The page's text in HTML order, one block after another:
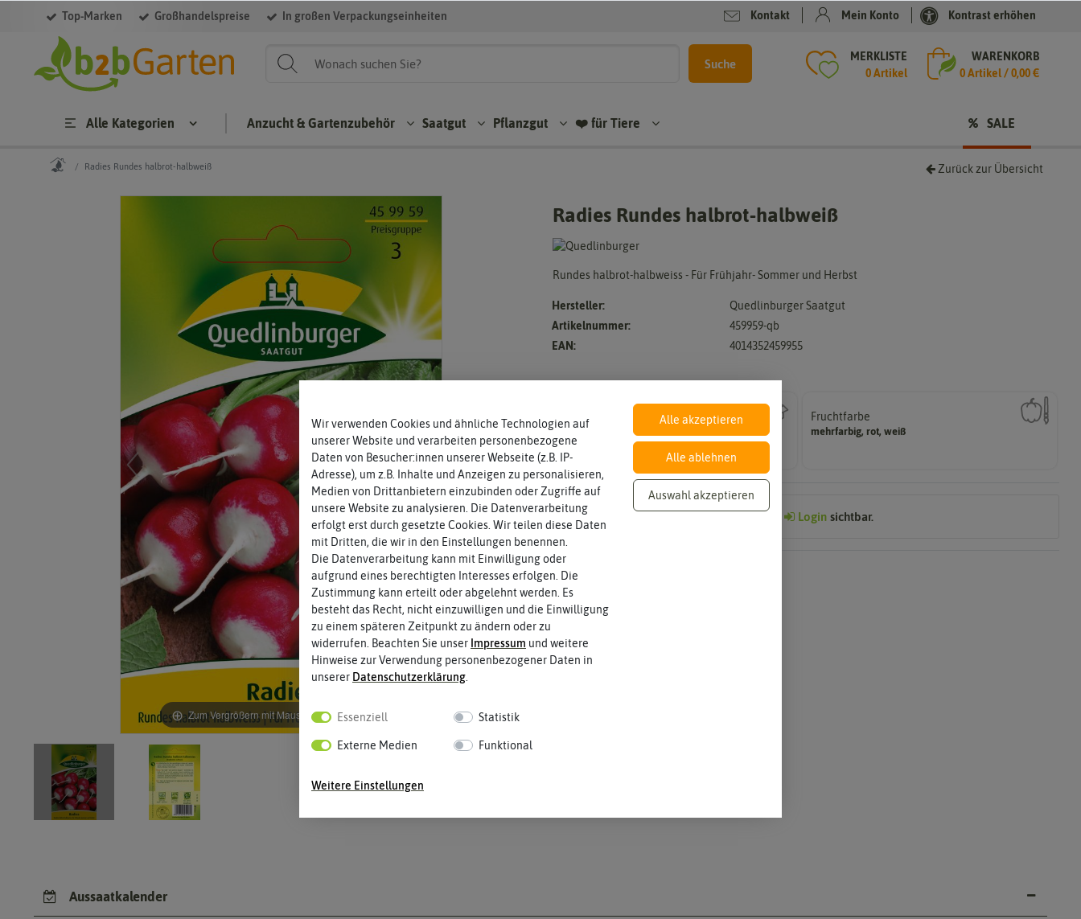
Top-Marken Großhandelspreise In großen Verpackungseinheiten Kontakt Mein Konto Kontrast erhöhen
Suche
MERKLISTE
0 Artikel
WARENKORB
0Artikel /0,00 €
Alle Kategorien Anzucht & Gartenzubehör Saatgut Pflanzgut ❤️ für Tiere SALE
Radies Rundes halbrot-halbweiß Zurück zur Übersicht
Zum Vergrößern mit Maus über das Bild fahren
Radies Rundes halbrot-halbweiß
Rundes halbrot-halbweiss - Für Frühjahr- Sommer und Herbst
Hersteller:
Quedlinburger Saatgut
Artikelnummer:
459959-qb
EAN:
4014352459955
3 g (reicht für ca. 4 lfm)Wie viel ist enthalten
Fruchtfarbe
mehrfarbig, rot, weiß
Die Farbe der reifen Frucht, die sie nach dem
Reifungsprozess hat.
Loginsichtbar.
Aussaatkalender
Wir verwenden Cookies und ähnliche Technologien auf
unserer Website und verarbeiten personenbezogene
Daten von Besucher:innen unserer Webseite (z.B. IP-
Adresse), um z.B. Inhalte und Anzeigen zu personalisieren,
Medien von Drittanbietern einzubinden oder Zugriffe auf
unsere Website zu analysieren. Die Datenverarbeitung
erfolgt erst durch gesetzte Cookies. Wir teilen diese Daten
mit Dritten, die wir in den Einstellungen benennen.
Die Datenverarbeitung kann mit Einwilligung oder
aufgrund eines berechtigten Interesses erfolgen. Die
Zustimmung kann erteilt oder abgelehnt werden. Es
besteht das Recht, nicht einzuwilligen und die Einwilligung
zu einem späteren Zeitpunkt zu ändern oder zu
widerrufen. Beachten Sie unser Impressum und weitere
Hinweise zur Verwendung personenbezogener Daten in
unserer Daten­schutz­erklärung
Essenziell Statistik
Externe Medien Funktional
Weitere Einstellungen
Alle akzeptieren
Alle ablehnen
Auswahl akzeptieren